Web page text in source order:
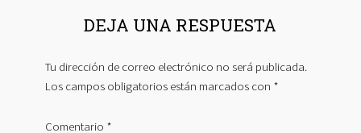
INTERACCIONES
CON
LOS
LECTORES
DEJA UNA RESPUESTA
Tu dirección de correo electrónico no será publicada.
Los campos obligatorios están marcados con *
Comentario *